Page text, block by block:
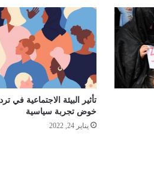
تأثير البيئة الاجتماعية في
خوض تجربة سياسية
يناير 24, 2022